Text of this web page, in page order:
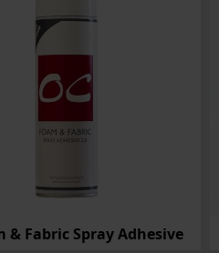
& Fabric Spray Adhesive